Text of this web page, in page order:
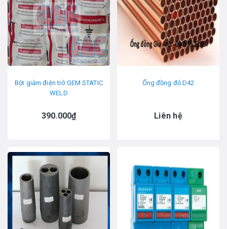
Bột giảm điện trở GEM STATIC
WELD
390.000₫
Ống đồng đỏ D42
Liên hệ